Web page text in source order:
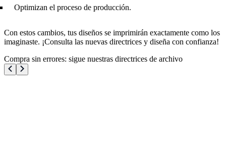
Optimizan el proceso de producción.
Con estos cambios, tus diseños se imprimirán exactamente como los
imaginaste. ¡Consulta las nuevas directrices y diseña con confianza!
Compra sin errores: sigue nuestras directrices de archivo